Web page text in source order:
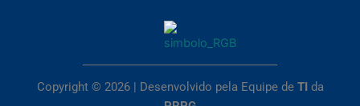
Copyright © 2026 | Desenvolvido pela Equipe de TI da